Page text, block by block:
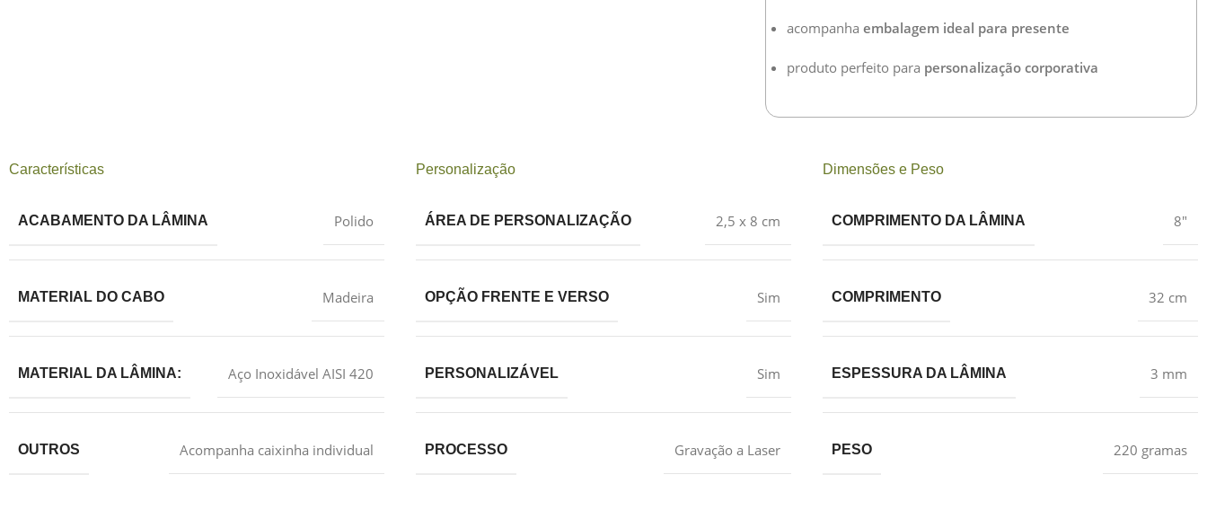
acompanha embalagem ideal para presente
produto perfeito para personalização corporativa
Características
ACABAMENTO DA LÂMINA Polido
MATERIAL DO CABO Madeira
MATERIAL DA LÂMINA: Aço Inoxidável AISI 420
OUTROS Acompanha caixinha individual
Personalização
ÁREA DE PERSONALIZAÇÃO 2,5 x 8 cm
OPÇÃO FRENTE E VERSO Sim
PERSONALIZÁVEL Sim
PROCESSO Gravação a Laser
Dimensões e Peso
COMPRIMENTO DA LÂMINA 8″
COMPRIMENTO 32 cm
ESPESSURA DA LÂMINA 3 mm
PESO 220 gramas